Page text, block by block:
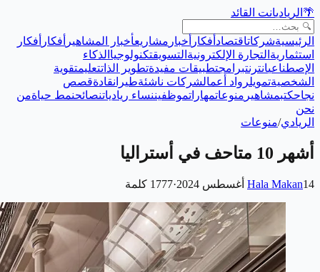
🌴 الرياديانت القائد
الرئيسيةشركاتاقتصاد أفكار أخبار مشاريعأخبار المشاهير أفكار أفكار
استثمارية التجارة الإلكترونية التسويقتكنولوجيا الذكاء
الإصطناعيانترنتبرامجتطبيقات مفيدةتطوير الذاتتعليمتقوية
الشخصيةتمويلرواد أعمالشركات ناشئةطيرانقادةقصص
نجاحكتبمشاهير منوعاتمهاراتموظفيننساء ريادياتنصائحنمط حياةمن
نحن
الريادي/منوعات
أشهر 10 متاحف في أستراليا
Hala Makan14 أغسطس 2024 ·
1777 كلمة